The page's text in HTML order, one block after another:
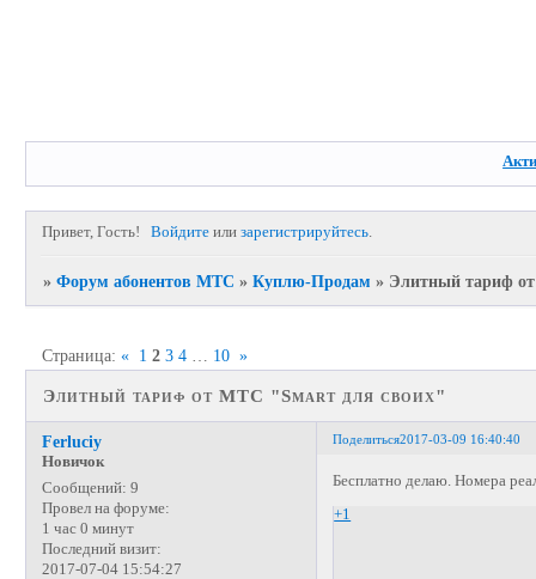
Привет, Гость! Войдите илизарегистрируйтесь.
»Форум абонентов МТС »Куплю-Продам » Элитный тариф
Элитный тариф от МТС "Smart для своих"
Страница:« 1 2 3 4 10 »
Поделиться2017-03-09 16:40:40
Ferluciy
Новичок
Сообщений: 9
Провел на форуме:
1 час 0 минут
Последний визит:
2017-07-04 15:54:27
Бесплатно делаю. Номера
+1